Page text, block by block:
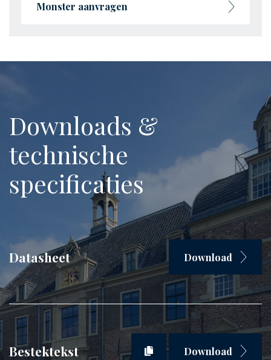
Monster aanvragen
Downloads &
technische
specificaties
Datasheet Download
Bestektekst Download